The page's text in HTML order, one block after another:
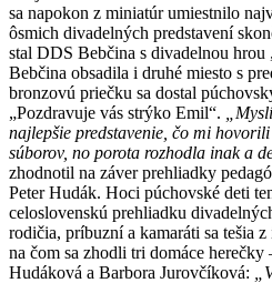
sa napokon z miniatúr umiestnilo
ôsmich divadelných predstavení
stal DDS Bebčina s divadelnou
Bebčina obsadila i druhé miesto s
bronzovú priečku sa dostal
„Pozdravuje vás strýko Emil“.
najlepšie predstavenie, čo mi
súborov, no porota rozhodla inak a
zhodnotil na záver prehliadky
Peter Hudák. Hoci púchovské deti
celoslovenskú prehliadku
rodičia, príbuzní a kamaráti sa tešia
na čom sa zhodli tri domáce
Hudáková a Barbora Jurovčíková: